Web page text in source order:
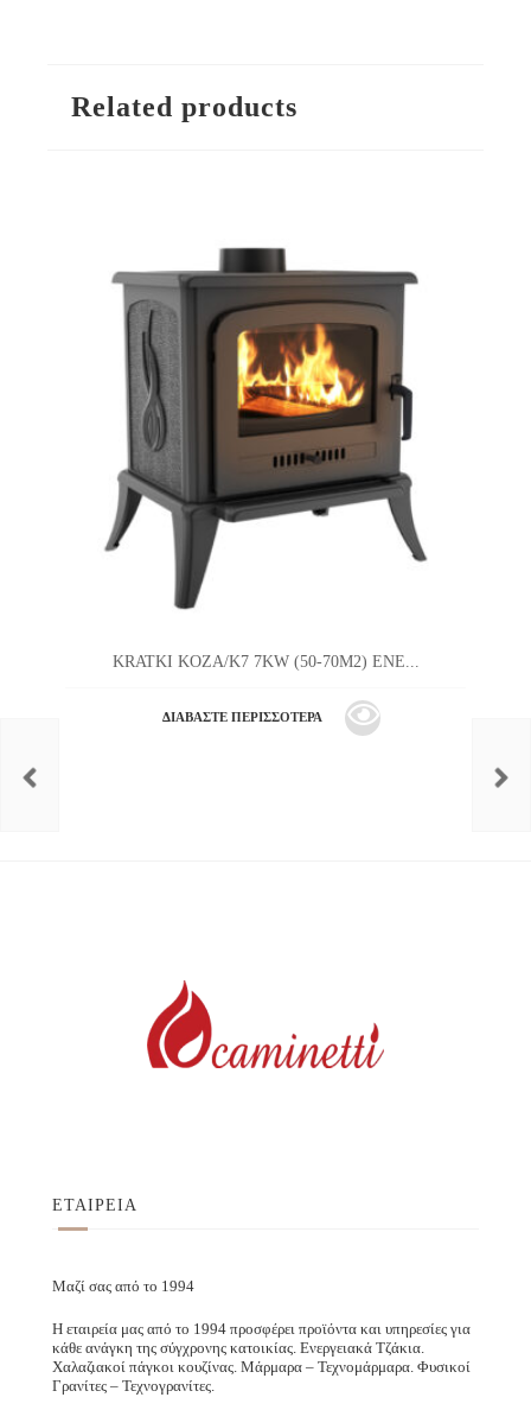
Related products
KRATKI KOZA/K7 7KW (50-70M2) ΕΝΕ...
ΔΙΑΒΆΣΤΕ ΠΕΡΙΣΣΌΤΕΡΑ
ΕΤΑΙΡΕΙΑ
Μαζί σας από το 1994
Η εταιρεία μας από το 1994 προσφέρει προϊόντα και υπηρεσίες για
κάθε ανάγκη της σύγχρονης κατοικίας. Ενεργειακά Τζάκια.
Χαλαζιακοί πάγκοι κουζίνας. Μάρμαρα – Τεχνομάρμαρα. Φυσικοί
Γρανίτες – Τεχνογρανίτες.